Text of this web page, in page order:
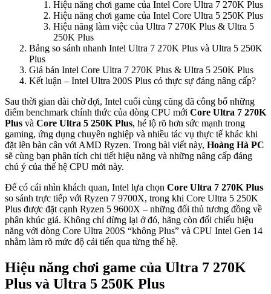
Hiệu năng chơi game của Intel Core Ultra 7 270K Plus
Hiệu năng chơi game của Intel Core Ultra 5 250K Plus
Hiệu năng làm việc của Ultra 7 270K Plus & Ultra 5
250K Plus
Bảng so sánh nhanh Intel Ultra 7 270K Plus và Ultra 5 250K
Plus
Giá bán Intel Core Ultra 7 270K Plus & Ultra 5 250K Plus
Kết luận – Intel Ultra 200S Plus có thực sự đáng nâng cấp?
Sau thời gian dài chờ đợi, Intel cuối cùng cũng đã công bố những
điểm benchmark chính thức của dòng CPU mới Core Ultra 7 270K
Plus và Core Ultra 5 250K Plus, hé lộ rõ hơn sức mạnh trong
gaming, ứng dụng chuyên nghiệp và nhiều tác vụ thực tế khác khi
đặt lên bàn cân với AMD Ryzen. Trong bài viết này, Hoàng Hà PC
sẽ cùng bạn phân tích chi tiết hiệu năng và những nâng cấp đáng
chú ý của thế hệ CPU mới này.
Để có cái nhìn khách quan, Intel lựa chọn Core Ultra 7 270K Plus
so sánh trực tiếp với Ryzen 7 9700X, trong khi Core Ultra 5 250K
Plus được đặt cạnh Ryzen 5 9600X – những đối thủ tương đồng về
phân khúc giá. Không chỉ dừng lại ở đó, hãng còn đối chiếu hiệu
năng với dòng Core Ultra 200S “không Plus” và CPU Intel Gen 14
nhằm làm rõ mức độ cải tiến qua từng thế hệ.
Hiệu năng chơi game của Ultra 7 270K
Plus và Ultra 5 250K Plus